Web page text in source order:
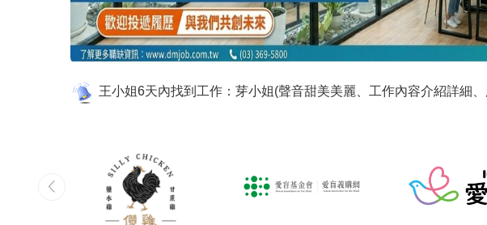
許小姐3天內找到工作：推薦芽小姐，熱心服務、工作內容介紹詳細
※面試時，請勿交付提款卡及密碼、存摺、信用卡或個人證件正本
劉小姐4天內找到工作：周小姐 貼心 細心 並且耐心主動詢問 關心
李小姐1天內找到工作：柯小姐服務態度很讚，也很熱情，很有耐
王小姐6天內找到工作：芽小姐(聲音甜美美麗、工作內容介紹詳細
【防詐宣導】切勿輕信任何管道所稱高薪聘請赴緬甸工作的話術，切